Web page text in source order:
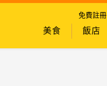
免費註冊
美食 飯店